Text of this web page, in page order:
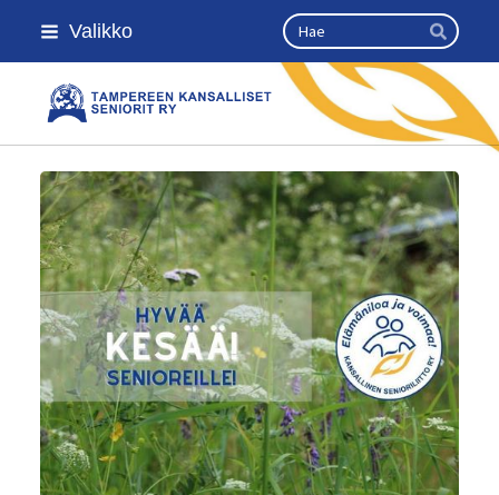
Siirry
sivun
Valikko Haku
Hae
Kansallinen senioriliitto